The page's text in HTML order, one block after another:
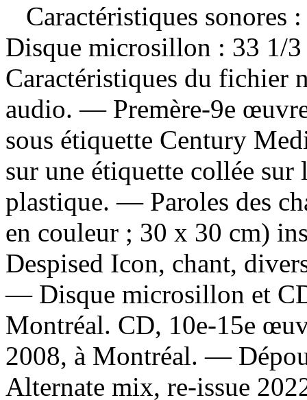
Caractéristiques sonores
Disque microsillon : 33 1/
Caractéristiques du fichier
audio. — Premère-9e
sous étiquette Century
sur une étiquette collée
plastique. — Paroles des
en couleur ; 30 x 30 cm)
Despised Icon, chant,
— Disque microsillon et
Montréal. CD, 10e-15e
2008, à Montréal. —
Alternate mix, re-issue